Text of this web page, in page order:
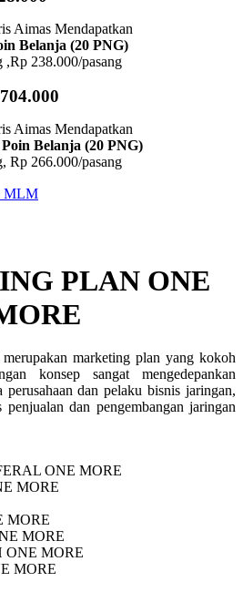
Aimas Mendapatkan
Belanja (20 PNG)
,Rp 238.000/pasang
Aimas Mendapatkan
Belanja (20 PNG)
Rp 266.000/pasang
MLM
PLAN ONE
marketing plan yang kokoh
konsep sangat mengedepankan
perusahaan dan pelaku bisnis jaringan,
dan pengembangan jaringan
ONE MORE
MORE
MORE
MORE
ONE MORE
MORE